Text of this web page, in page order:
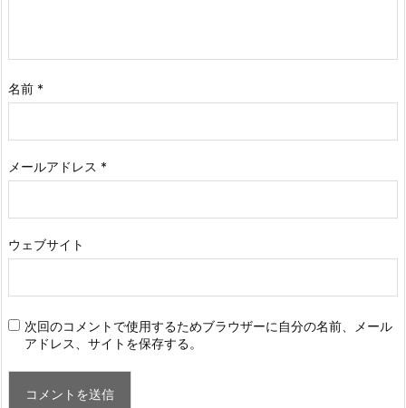
名前 *
メールアドレス *
ウェブサイト
次回のコメントで使用するためブラウザーに自分の名前、メール
アドレス、サイトを保存する。